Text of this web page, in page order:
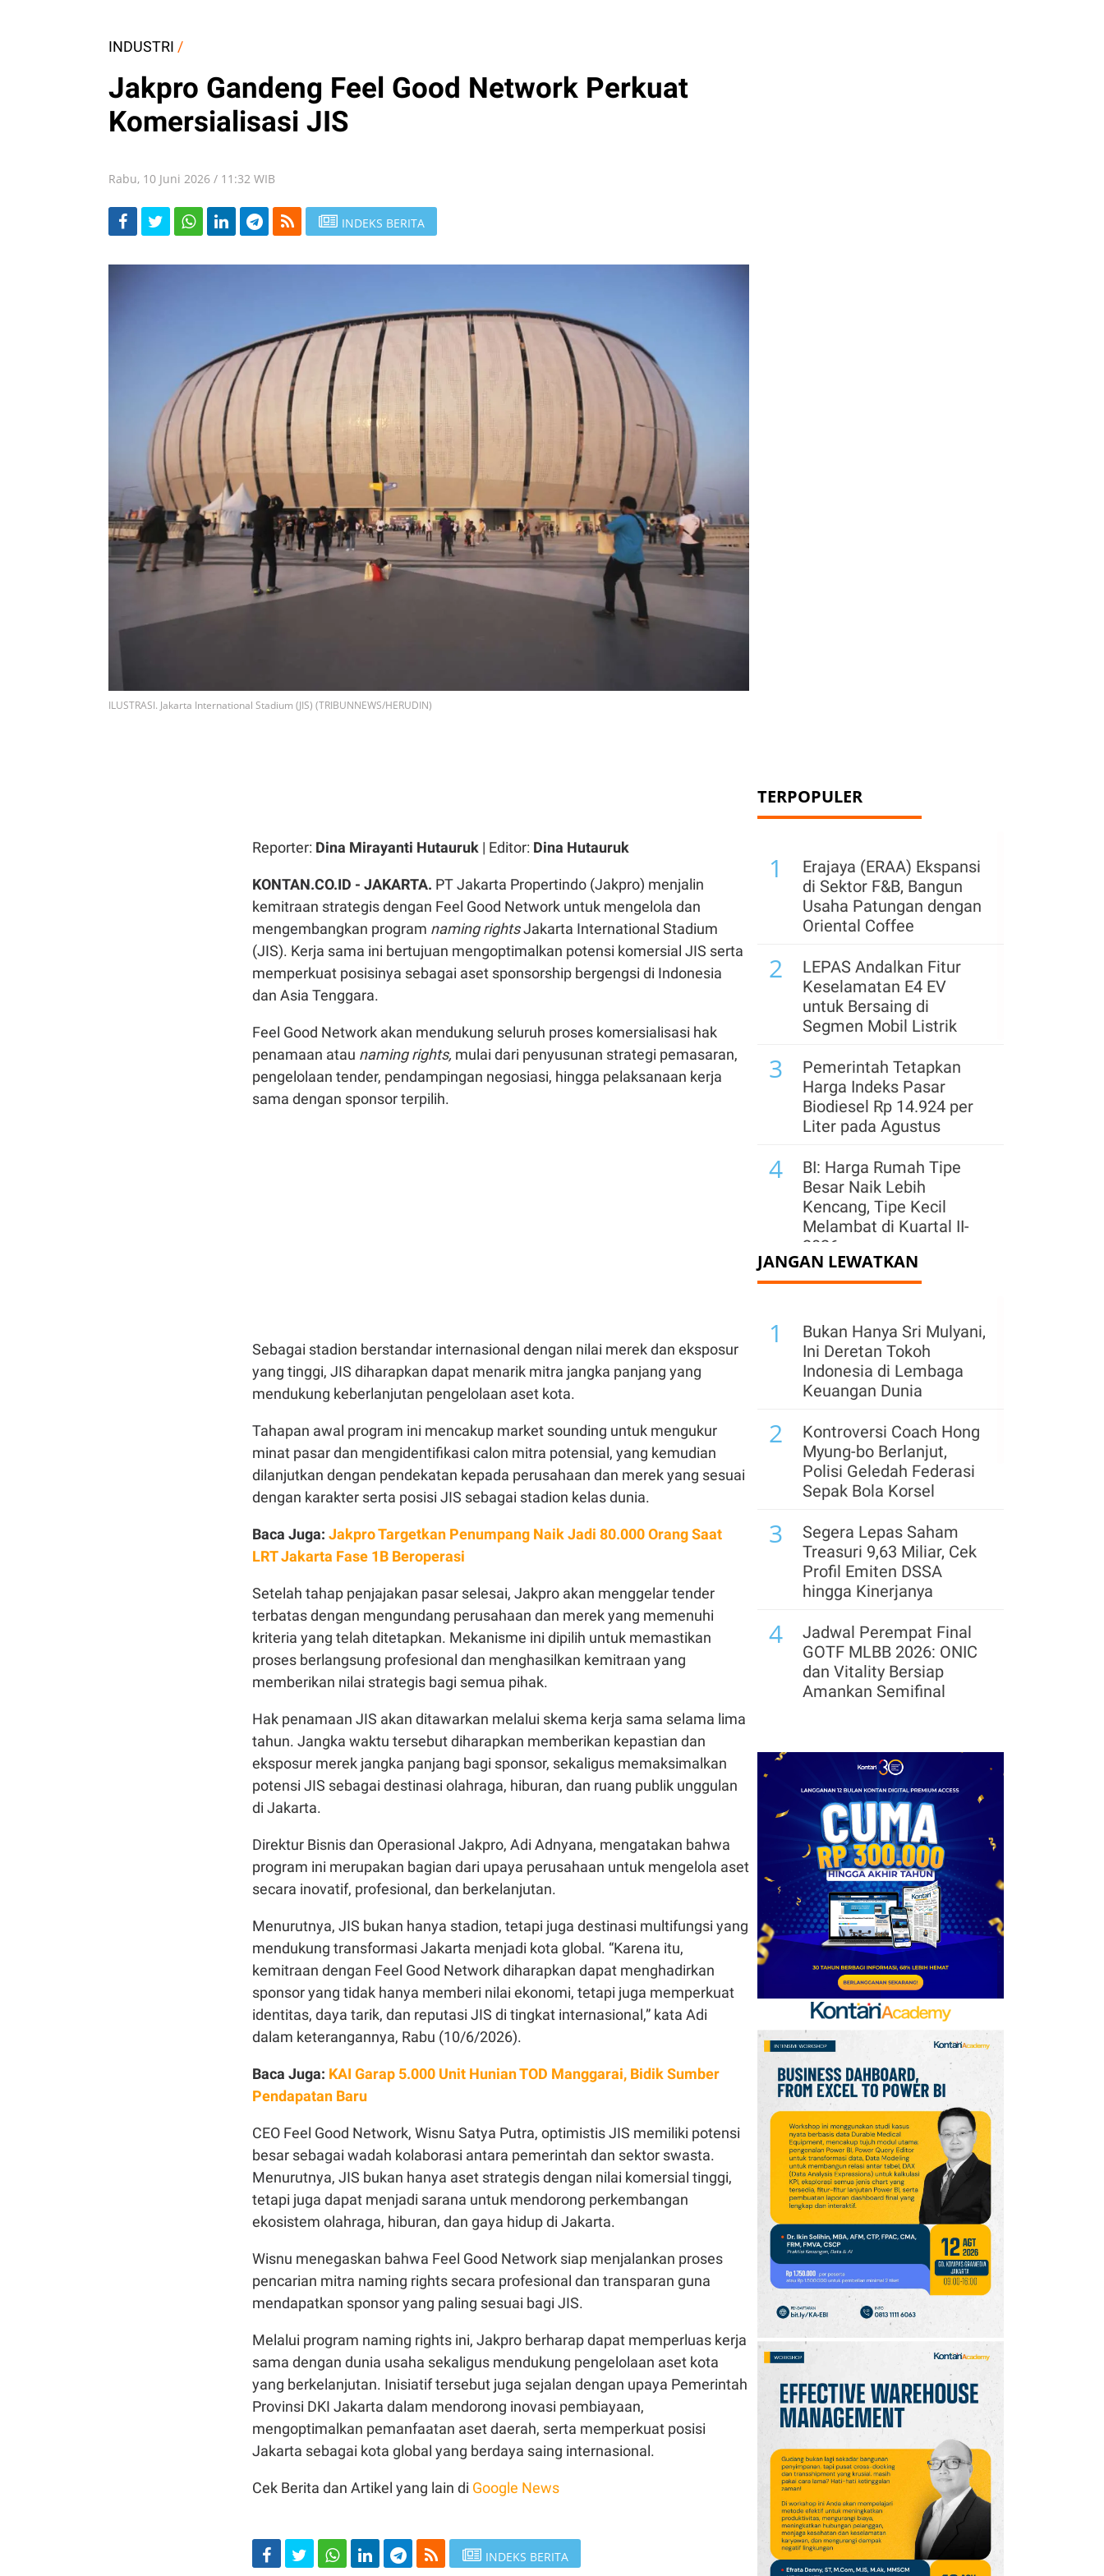
INDUSTRI /
Jakpro Gandeng Feel Good Network Perkuat
Komersialisasi JIS
Rabu, 10 Juni 2026 / 11:32 WIB
INDEKS BERITA
ILUSTRASI. Jakarta International Stadium (JIS) (TRIBUNNEWS/HERUDIN)
Reporter: Dina Mirayanti Hutauruk | Editor: Dina Hutauruk
KONTAN.CO.ID - JAKARTA. PT Jakarta Propertindo (Jakpro) menjalin
kemitraan strategis dengan Feel Good Network untuk mengelola dan
mengembangkan program naming rightsJakarta International Stadium
(JIS). Kerja sama ini bertujuan mengoptimalkan potensi komersial JIS serta
memperkuat posisinya sebagai aset sponsorship bergengsi di Indonesia
dan Asia Tenggara.
Feel Good Network akan mendukung seluruh proses komersialisasi hak
penamaan atau naming rights, mulai dari penyusunan strategi pemasaran,
pengelolaan tender, pendampingan negosiasi, hingga pelaksanaan kerja
sama dengan sponsor terpilih.
Sebagai stadion berstandar internasional dengan nilai merek dan eksposur
yang tinggi, JIS diharapkan dapat menarik mitra jangka panjang yang
mendukung keberlanjutan pengelolaan aset kota.
Tahapan awal program ini mencakup market sounding untuk mengukur
minat pasar dan mengidentifikasi calon mitra potensial, yang kemudian
dilanjutkan dengan pendekatan kepada perusahaan dan merek yang sesuai
dengan karakter serta posisi JIS sebagai stadion kelas dunia.
Baca Juga: Jakpro Targetkan Penumpang Naik Jadi 80.000 Orang Saat
LRT Jakarta Fase 1B Beroperasi
Setelah tahap penjajakan pasar selesai, Jakpro akan menggelar tender
terbatas dengan mengundang perusahaan dan merek yang memenuhi
kriteria yang telah ditetapkan. Mekanisme ini dipilih untuk memastikan
proses berlangsung profesional dan menghasilkan kemitraan yang
memberikan nilai strategis bagi semua pihak.
Hak penamaan JIS akan ditawarkan melalui skema kerja sama selama lima
tahun. Jangka waktu tersebut diharapkan memberikan kepastian dan
eksposur merek jangka panjang bagi sponsor, sekaligus memaksimalkan
potensi JIS sebagai destinasi olahraga, hiburan, dan ruang publik unggulan
di Jakarta.
Direktur Bisnis dan Operasional Jakpro, Adi Adnyana, mengatakan bahwa
program ini merupakan bagian dari upaya perusahaan untuk mengelola aset
secara inovatif, profesional, dan berkelanjutan.
Menurutnya, JIS bukan hanya stadion, tetapi juga destinasi multifungsi yang
mendukung transformasi Jakarta menjadi kota global. “Karena itu,
kemitraan dengan Feel Good Network diharapkan dapat menghadirkan
sponsor yang tidak hanya memberi nilai ekonomi, tetapi juga memperkuat
identitas, daya tarik, dan reputasi JIS di tingkat internasional,” kata Adi
dalam keterangannya, Rabu (10/6/2026).
Baca Juga: KAI Garap 5.000 Unit Hunian TOD Manggarai, Bidik Sumber
Pendapatan Baru
CEO Feel Good Network, Wisnu Satya Putra, optimistis JIS memiliki potensi
besar sebagai wadah kolaborasi antara pemerintah dan sektor swasta.
Menurutnya, JIS bukan hanya aset strategis dengan nilai komersial tinggi,
tetapi juga dapat menjadi sarana untuk mendorong perkembangan
ekosistem olahraga, hiburan, dan gaya hidup di Jakarta.
Wisnu menegaskan bahwa Feel Good Network siap menjalankan proses
pencarian mitra naming rights secara profesional dan transparan guna
mendapatkan sponsor yang paling sesuai bagi JIS.
Melalui program naming rights ini, Jakpro berharap dapat memperluas kerja
sama dengan dunia usaha sekaligus mendukung pengelolaan aset kota
yang berkelanjutan. Inisiatif tersebut juga sejalan dengan upaya Pemerintah
Provinsi DKI Jakarta dalam mendorong inovasi pembiayaan,
mengoptimalkan pemanfaatan aset daerah, serta memperkuat posisi
Jakarta sebagai kota global yang berdaya saing internasional.
Cek Berita dan Artikel yang lain di Google News
INDEKS BERITA
TERPOPULER
1
Erajaya (ERAA) Ekspansi
di Sektor F&B, Bangun
Usaha Patungan dengan
Oriental Coffee
2
LEPAS Andalkan Fitur
Keselamatan E4 EV
untuk Bersaing di
Segmen Mobil Listrik
3
Pemerintah Tetapkan
Harga Indeks Pasar
Biodiesel Rp 14.924 per
Liter pada Agustus
4
BI: Harga Rumah Tipe
Besar Naik Lebih
Kencang, Tipe Kecil
Melambat di Kuartal II-
2026
5
Mulai Pulih, Industri
pada Kuartal II-2026
Developer Gim Indonesia
Hadapi Persaingan
Global, Kualitas Produk
Jadi Penentu
Industri Gim Nasional
Perlu Perkuat IP agar
8
Harga Indeks Pasar
Bioetanol Ditetapkan Rp
11.695 per Liter pada
Agustus 2026
JANGAN LEWATKAN
1
Bukan Hanya Sri Mulyani,
Ini Deretan Tokoh
Indonesia di Lembaga
Keuangan Dunia
2
Kontroversi Coach Hong
Myung-bo Berlanjut,
Polisi Geledah Federasi
Sepak Bola Korsel
3
Segera Lepas Saham
Treasuri 9,63 Miliar, Cek
Profil Emiten DSSA
hingga Kinerjanya
4
Jadwal Perempat Final
GOTF MLBB 2026: ONIC
dan Vitality Bersiap
Amankan Semifinal
Kerja Sama dengan
Emirates hingga 2033, Ini
Detail Kemitraannya
Cek Kode Redeem EA FC
Mobile Update 7 Agustus
2026: Klaim Ribuan
Gems Gratis!
7
FIFA Akhirnya Cairkan
Hadiah Timnas Yordania
yang Tertunda 8 Bulan
Promo Alfamart Murah
Banget 7–13 Agustus
2026, Sunlight hingga
Bebelac Diskon
9
Klasemen Grup A Piala
AFF 2026: Ini Skenario
Indonesia Lolos ke
Semifinal
10 Promo JSM Alfamart 7–
9 Agustus 2026, Minyak
Goreng 2 Liter Mulai
Rp41.500